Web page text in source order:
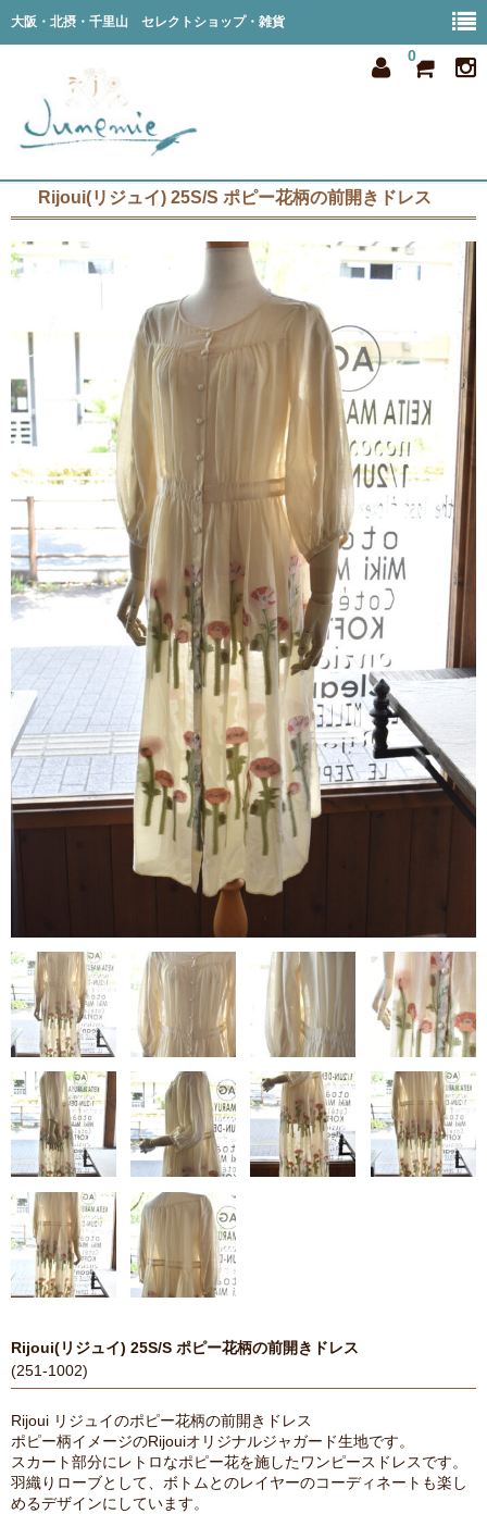
大阪・北摂・千里山 セレクトショップ・雑貨
0
home
all item
order
privacy
shop info
blog
contact
Rijoui(リジュイ) 25S/S ポピー花柄の前開きドレス
Rijoui(リジュイ) 25S/S ポピー花柄の前開きドレス
(251-1002)
Rijoui リジュイのポピー花柄の前開きドレス
ポピー柄イメージのRijouiオリジナルジャガード生地です。
スカート部分にレトロなポピー花を施したワンピースドレスです。
羽織りローブとして、ボトムとのレイヤーのコーディネートも楽し
めるデザインにしています。